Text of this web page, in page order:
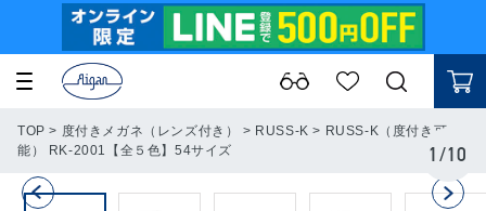
TOP > 度付きメガネ（レンズ付き） > RUSS-K > RUSS-K（度付き可
能） RK-2001【全５色】54サイズ
1/10